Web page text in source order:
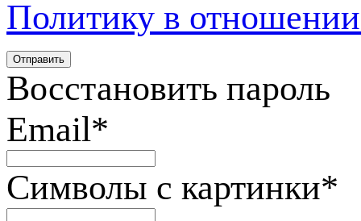
Политику в
Восстановить пароль
Email*
Символы с картинки*